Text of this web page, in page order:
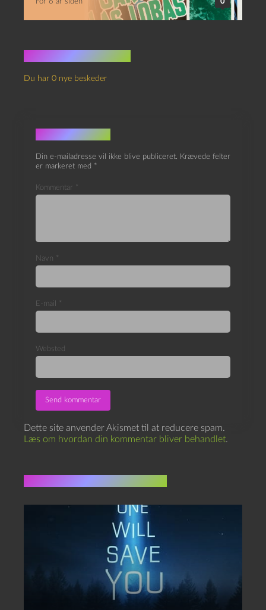
Du har 0 nye beskeder
Skriv et svar
Din e-mailadresse vil ikke blive publiceret. Krævede felter
er markeret med *
Kommentar *
Navn *
E-mail *
Websted
Dette site anvender Akismet til at reducere spam.
Læs om hvordan din kommentar bliver behandlet.